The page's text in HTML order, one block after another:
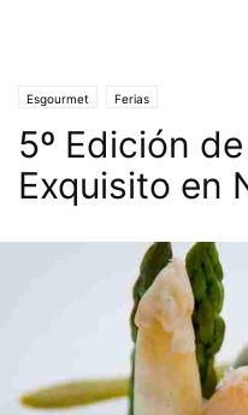
Esgourmet Ferias
5º Edición
Exquisito en